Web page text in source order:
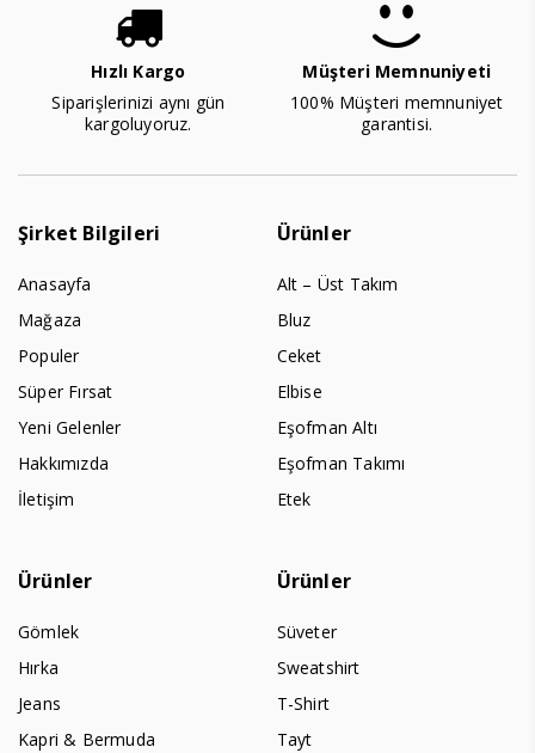
Hızlı Kargo
Siparişlerinizi aynı gün
kargoluyoruz.
Müşteri Memnuniyeti
100% Müşteri memnuniyet
garantisi.
Şirket Bilgileri
Anasayfa
Mağaza
Populer
Süper Fırsat
Yeni Gelenler
Hakkımızda
İletişim
Ürünler
Alt – Üst Takım
Bluz
Ceket
Elbise
Eşofman Altı
Eşofman Takımı
Etek
Ürünler
Gömlek
Hırka
Jeans
Kapri & Bermuda
Ürünler
Süveter
Sweatshirt
T-Shirt
Tayt